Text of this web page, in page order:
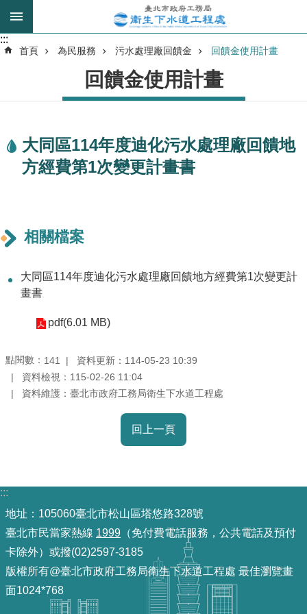
跳到主要內容區塊
進
我
的
訊
息
介
紹
政
府
訊
公
開
:::
:::
首頁 為民服務 污水處理廠回饋金 回饋金使用計畫
回饋金使用計畫
大同區114年度迪化污水處理廠回饋地
方經費第1次變更計畫書
相關檔案
大同區114年度迪化污水處理廠回饋地方經費第1次變更計
畫書
pdf(6.01 MB)
點閱數： 141
資料更新：114-05-23 10:39
資料檢視：115-02-26 11:04
資料維護：臺北市政府工務局衛生下水道工程處
回上一頁
:::
地址：105060臺北市松山區塔悠路328號
臺北市民當家熱線 1999 （免付費電話服務，公共電話及預付
卡除外）或撥(02)2597-3185
版權所有@臺北市政府工務局衛生下水道工程處 最佳瀏覽畫
面1024*768